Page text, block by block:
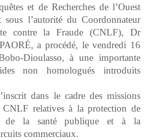
et de Recherches de l’Ouest
sous l’autorité du Coordonnateur
contre la Fraude (CNLF), Dr
a procédé, le vendredi 16
Dioulasso, à une importante
non homologués introduits
dans le cadre des missions
CNLF relatives à la protection de
de la santé publique et à la
commerciaux.